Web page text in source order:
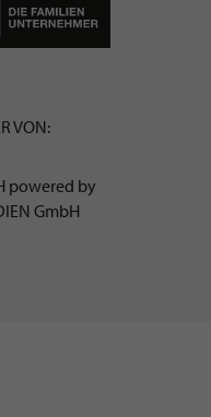
VON:
powered by
GmbH